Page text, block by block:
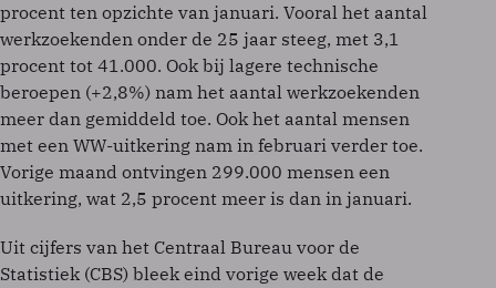
procent ten opzichte van januari. Vooral het aantal
werkzoekenden onder de 25 jaar steeg, met 3,1
procent tot 41.000. Ook bij lagere technische
beroepen (+2,8%) nam het aantal werkzoekenden
meer dan gemiddeld toe. Ook het aantal mensen
met een WW-uitkering nam in februari verder toe.
Vorige maand ontvingen 299.000 mensen een
uitkering, wat 2,5 procent meer is dan in januari.
Uit cijfers van het Centraal Bureau voor de
Statistiek (CBS) bleek eind vorige week dat de